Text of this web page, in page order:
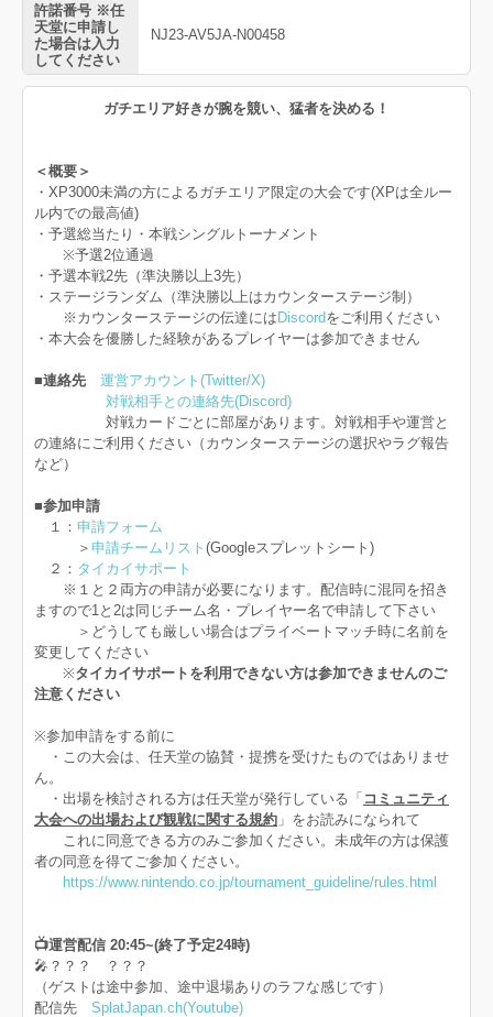
許諾番号 ※任
天堂に申請し
た場合は入力
してください
NJ23-AV5JA-N00458
ガチエリア好きが腕を競い、猛者を決める！
＜概要＞
・XP3000未満の方によるガチエリア限定の大会です(XPは全ルー
ル内での最高値)
・予選総当たり・本戦シングルトーナメント
※予選2位通過
・予選本戦2先（準決勝以上3先）
・ステージランダム（準決勝以上はカウンターステージ制）
※カウンターステージの伝達には Discordをご利用ください
・本大会を優勝した経験があるプレイヤーは参加できません
■連絡先 運営アカウント(Twitter/X)
対戦相手との連絡先(Discord)
対戦カードごとに部屋があります。対戦相手や運営と
の連絡にご利用ください（カウンターステージの選択やラグ報告
など）
■参加申請
１： 申請フォーム
＞ 申請チームリスト (Googleスプレットシート)
２： タイカイサポート
※１と２両方の申請が必要になります。配信時に混同を招き
ますので1と2は同じチーム名・プレイヤー名で申請して下さい
＞どうしても厳しい場合はプライベートマッチ時に名前を
変更してください
※タイカイサポートを利用できない方は参加できませんのご
注意ください
※参加申請をする前に
・この大会は、任天堂の協賛・提携を受けたものではありませ
ん。
・出場を検討される方は任天堂が発行している「 コミュニティ
大会への出場および観戦に関する規約 」をお読みになられて
これに同意できる方のみご参加ください。未成年の方は保護
者の同意を得てご参加ください。
https://www.nintendo.co.jp/tournament_guideline/rules.html
📺運営配信 20:45~(終了予定24時)
🎤？？？ ？？？
（ゲストは途中参加、途中退場ありのラフな感じです）
配信先 SplatJapan.ch(Youtube)